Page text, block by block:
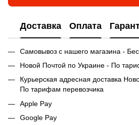
Доставка Оплата
Самовывоз с нашего магазина -
Новой Почтой по Украине - По
Курьерская адресная доставка
По тарифам перевозчика
Apple Pay
Google Pay